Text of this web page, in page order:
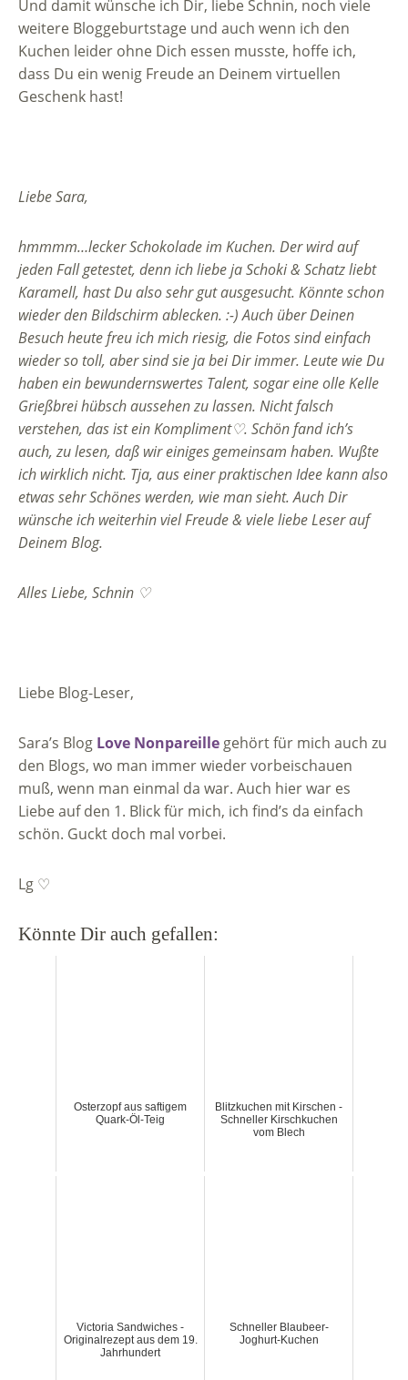
Und damit wünsche ich Dir, liebe Schnin, noch viele
weitere Bloggeburtstage und auch wenn ich den
Kuchen leider ohne Dich essen musste, hoffe ich,
dass Du ein wenig Freude an Deinem virtuellen
Geschenk hast!
Liebe Sara,
hmmmm…lecker Schokolade im Kuchen. Der wird auf
jeden Fall getestet, denn ich liebe ja Schoki & Schatz liebt
Karamell, hast Du also sehr gut ausgesucht. Könnte schon
wieder den Bildschirm ablecken. :-) Auch über Deinen
Besuch heute freu ich mich riesig, die Fotos sind einfach
wieder so toll, aber sind sie ja bei Dir immer. Leute wie Du
haben ein bewundernswertes Talent, sogar eine olle Kelle
Grießbrei hübsch aussehen zu lassen. Nicht falsch
verstehen, das ist ein Kompliment♡. Schön fand ich’s
auch, zu lesen, daß wir einiges gemeinsam haben. Wußte
ich wirklich nicht. Tja, aus einer praktischen Idee kann also
etwas sehr Schönes werden, wie man sieht. Auch Dir
wünsche ich weiterhin viel Freude & viele liebe Leser auf
Deinem Blog.
Alles Liebe, Schnin ♡
Liebe Blog-Leser,
Sara’s Blog Love Nonpareille gehört für mich auch zu
den Blogs, wo man immer wieder vorbeischauen
muß, wenn man einmal da war. Auch hier war es
Liebe auf den 1. Blick für mich, ich find’s da einfach
schön. Guckt doch mal vorbei.
Lg ♡
Könnte Dir auch gefallen:
Osterzopf aus saftigem
Quark-Öl-Teig
Blitzkuchen mit Kirschen -
Schneller Kirschkuchen
vom Blech
Victoria Sandwiches -
Originalrezept aus dem 19.
Jahrhundert
Schneller Blaubeer-
Joghurt-Kuchen